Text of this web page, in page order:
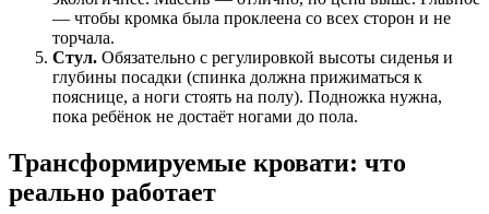
— чтобы кромка была проклеена со всех сторон и не
торчала.
Стул. Обязательно с регулировкой высоты сиденья и
глубины посадки (спинка должна прижиматься к
пояснице, а ноги стоять на полу). Подножка нужна,
пока ребёнок не достаёт ногами до пола.
Трансформируемые кровати: что
реально работает